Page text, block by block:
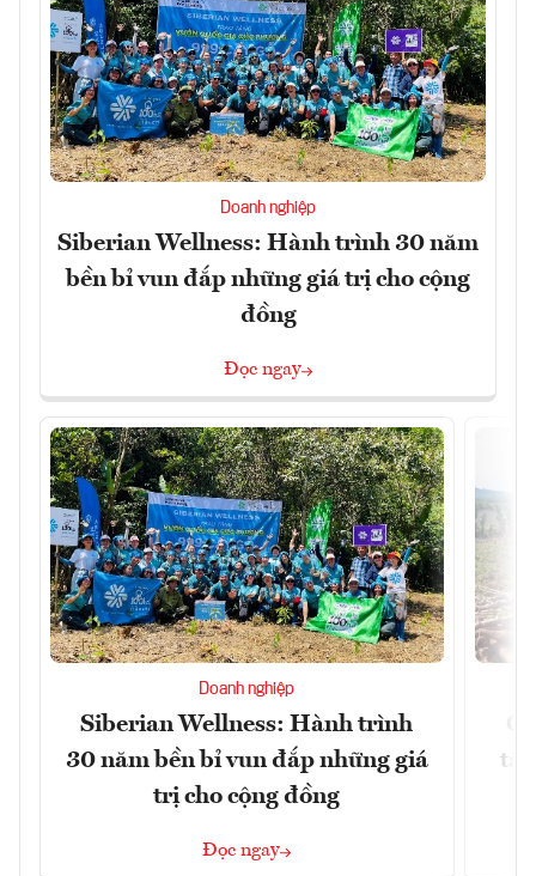
Doanh nghiệp
Siberian Wellness: Hành trình 30 năm
bền bỉ vun đắp những giá trị cho cộng
đồng
Đọc ngay
Doanh nghiệp
Siberian Wellness: Hành trình
30 năm bền bỉ vun đắp những giá
trị cho cộng đồng
Đọc ngay